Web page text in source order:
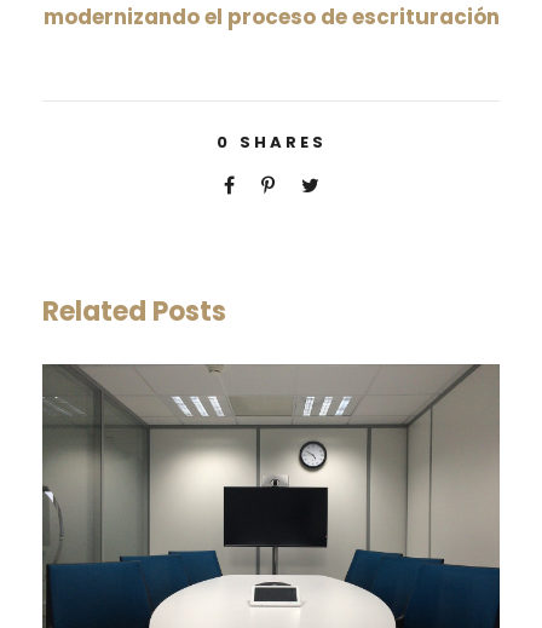
modernizando el proceso de escrituración
0 SHARES
Related Posts